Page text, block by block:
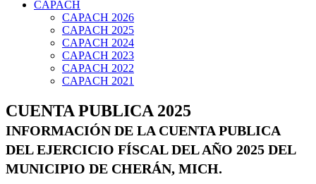
CAPACH
CAPACH 2026
CAPACH 2025
CAPACH 2024
CAPACH 2023
CAPACH 2022
CAPACH 2021
CUENTA PUBLICA 2025
INFORMACIÓN DE LA CUENTA PUBLICA
DEL EJERCICIO FÍSCAL DEL AÑO 2025 DEL
MUNICIPIO DE CHERÁN, MICH.